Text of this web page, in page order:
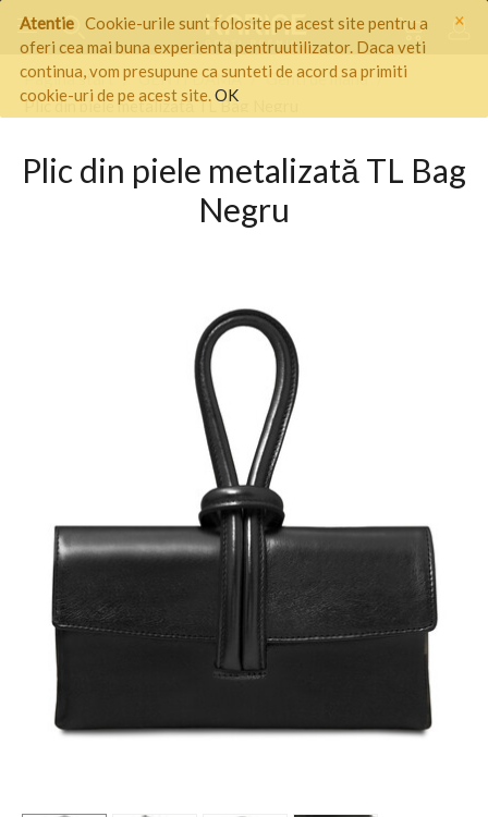
×
Atentie Cookie-urile sunt folosite pe acest site pentru a
oferi cea mai buna experienta pentruutilizator. Daca veti
continua, vom presupune ca sunteti de acord sa primiti
cookie-uri de pe acest site.OK
Pagina start / GENTI DAMA / Genti de mana /
Plic din piele metalizată TL Bag Negru
Plic din piele metalizată TL Bag
Negru